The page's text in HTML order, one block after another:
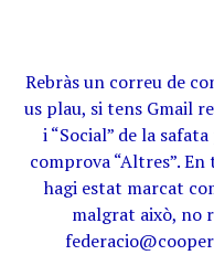
Rebràs un correu de
us plau, si tens Gmail
i “Social” de la
comprova “Altres”.
hagi estat marcat
malgrat això, no